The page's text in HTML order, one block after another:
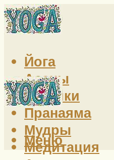
Йога
Асаны
Техники
Пранаяма
Мудры
Медитация
Меню